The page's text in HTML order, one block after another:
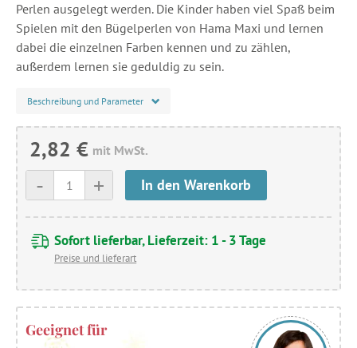
Perlen ausgelegt werden. Die Kinder haben viel Spaß beim
Spielen mit den Bügelperlen von Hama Maxi und lernen
dabei die einzelnen Farben kennen und zu zählen,
außerdem lernen sie geduldig zu sein.
Beschreibung und Parameter
2,82 € mit MwSt.
+
- In den Warenkorb
Sofort lieferbar, Lieferzeit: 1 - 3 Tage
Preise und lieferart
Geeignet für